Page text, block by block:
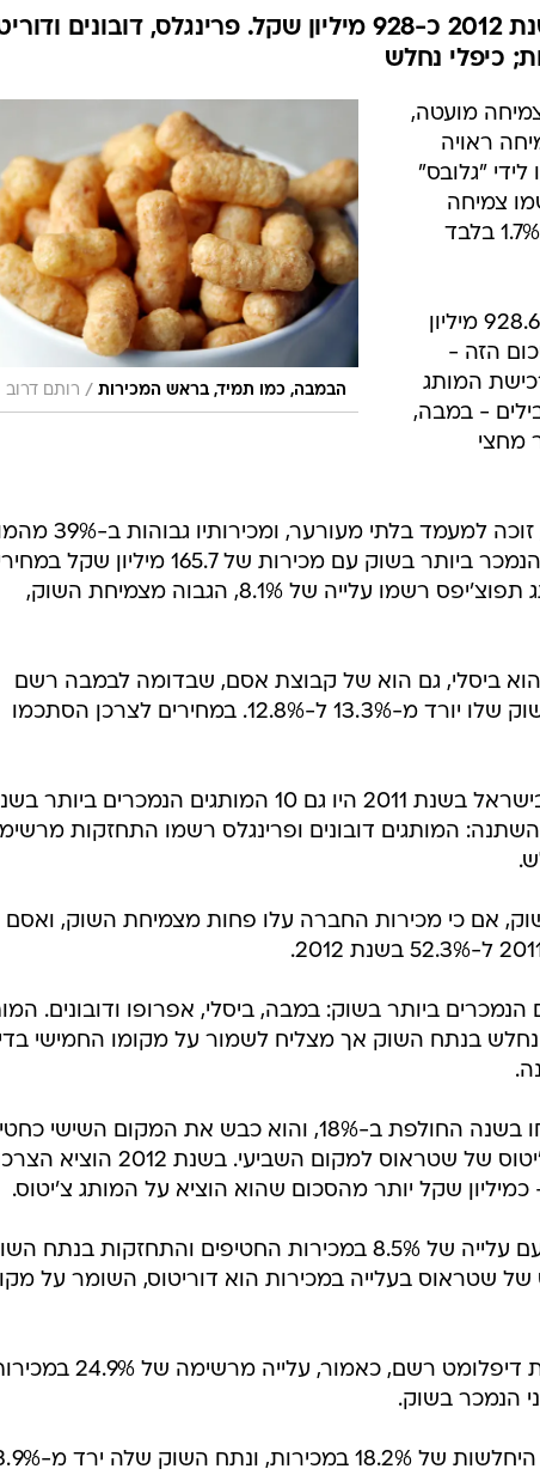
שוק החטיפים בישראל גלגל בשנת 2012 כ-928 מיליון שקל. פרינגלס, דובונים
כיפלי נחלש
הבמבה, כמו תמיד, בראש המכירות / רותם דרוב
מועטה,
ראויה
לידי "גלובס"
צמיחה
כספית של 5.1%, לעומת צמיחה של 1.7% בלבד
בשנת 2012 הוציא הצרכן הישראלי 928.6 מיליון
הזה -
רכישת המותג
המובילים - במבה,
מחצי
המותג במבה, המוביל את המכירות, זוכה למעמד בלתי
תפוצ'יפס של שטראוס, שהוא השני הנמכר ביותר בשוק עם מכירות של 165.7 מיליון
לצרכן. בניגוד לבמבה, מכירות המותג תפוצ'יפס רשמו עלייה של 8.1%, הגבוה מצמיחת השוק,
ביסלי, גם הוא של קבוצת אסם, שבדומה לבמבה רשם
צמיחה נמוכה יחסית (1.4%), ונתח השוק שלו יורד מ-13.3% ל-12.8%. במחירים לצרכן הסתכמו
10 מותגי החטיפים הנמכרים ביותר בישראל בשנת 2011 היו גם 10 המותגים הנמכרים
השתנה: המותגים דובונים ופרינגלס רשמו התחזקות
אם כי מכירות החברה עלו פחות מצמיחת השוק, ואסם
ב-4 מתוך 10 המותגים הנמכרים ביותר בשוק: במבה, ביסלי, אפרופו ודובונים.
רושם צמיחה נמוכה (1.8%), נחלש בנתח השוק אך מצליח לשמור על מקומו החמישי
לעומתו, מכירות המותג דובונים צמחו בשנה החולפת ב-18%, והוא כבש את המקום השישי
הנמכר ביותר, תוך שהוא דחק את צ'יטוס של שטראוס למקום השביעי. בשנת 2012 הוציא
קבוצת שטראוס חותמת את השנה עם עלייה של 8.5% במכירות החטיפים והתחזקות בנתח
המותג הבולט של שטראוס בעלייה במכירות הוא דוריטוס, השומר על
המותג פרינגלס המופץ על-ידי חברת דיפלומט רשם, כאמור, עלייה מרשימה
הנמכר בשוק.
חברת יוניליוור חתמה את השנה עם היחלשות של 18.2% במכירות, ונתח